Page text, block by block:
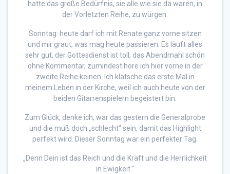
hatte das große Bedürfnis, sie alle wie sie da waren, in
der Vorletzten Reihe, zu würgen.
Sonntag: heute darf ich mit Renate ganz vorne sitzen
und mir graut, was mag heute passieren. Es läuft alles
sehr gut, der Gottesdienst ist toll, das Abendmahl schön
ohne Kommentar, zumindest höre ich hier vorne in der
zweite Reihe keinen. Ich klatsche das erste Mal in
meinem Leben in der Kirche, weil ich auch heute von der
beiden Gitarrenspielern begeistert bin.
Zum Glück, denke ich, war das gestern die Generalprobe
und die muß doch „schlecht“ sein, damit das Highlight
perfekt wird. Dieser Sonntag war ein perfekter Tag.
„Denn Dein ist das Reich und die Kraft und die Herrlichkeit
in Ewigkeit.“